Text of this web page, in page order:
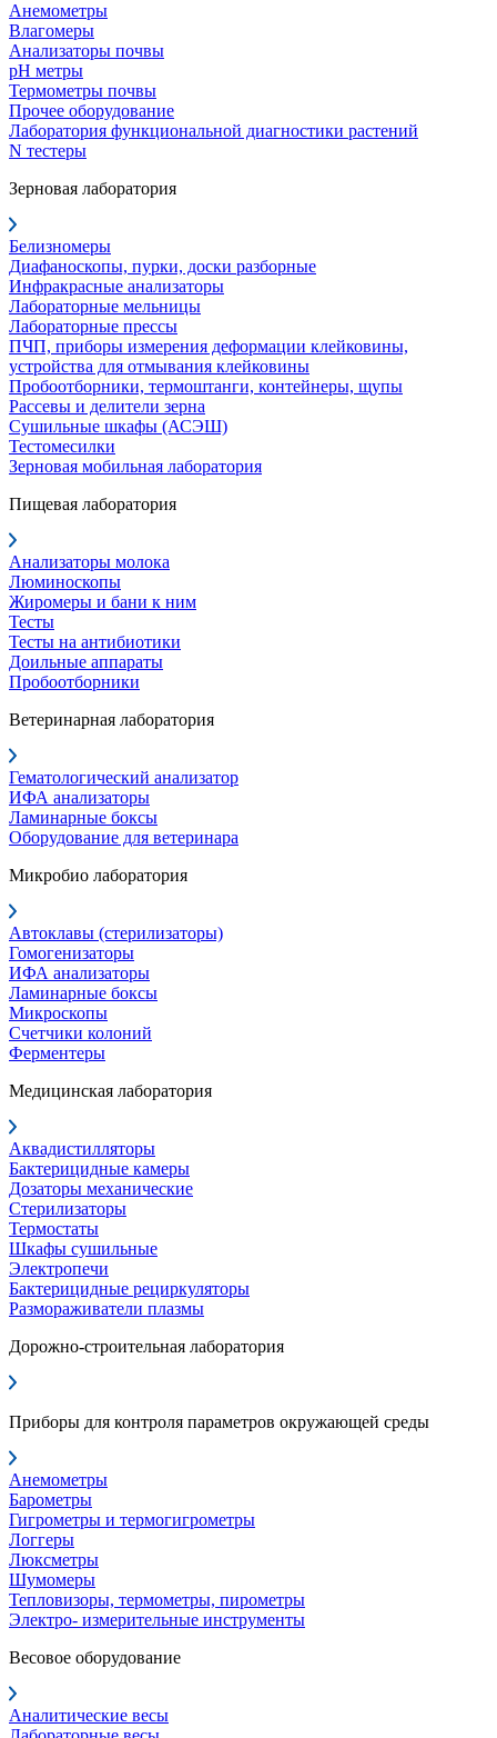
Анемометры
Влагомеры
Анализаторы почвы
pH метры
Термометры почвы
Прочее оборудование
Лаборатория функциональной диагностики растений
N тестеры
Зерновая лаборатория
Белизномеры
Диафаноскопы, пурки, доски разборные
Инфракрасные анализаторы
Лабораторные мельницы
Лабораторные прессы
ПЧП, приборы измерения деформации клейковины,
устройства для отмывания клейковины
Пробоотборники, термоштанги, контейнеры, щупы
Рассевы и делители зерна
Сушильные шкафы (АСЭШ)
Тестомесилки
Зерновая мобильная лаборатория
Пищевая лаборатория
Анализаторы молока
Люминоскопы
Жиромеры и бани к ним
Тесты
Тесты на антибиотики
Доильные аппараты
Пробоотборники
Ветеринарная лаборатория
Гематологический анализатор
ИФА анализаторы
Ламинарные боксы
Оборудование для ветеринара
Микробио лаборатория
Автоклавы (стерилизаторы)
Гомогенизаторы
ИФА анализаторы
Ламинарные боксы
Микроскопы
Счетчики колоний
Ферментеры
Медицинская лаборатория
Аквадистилляторы
Бактерицидные камеры
Дозаторы механические
Стерилизаторы
Термостаты
Шкафы сушильные
Электропечи
Бактерицидные рециркуляторы
Размораживатели плазмы
Дорожно-строительная лаборатория
Приборы для контроля параметров окружающей среды
Анемометры
Барометры
Гигрометры и термогигрометры
Логгеры
Люксметры
Шумомеры
Тепловизоры, термометры, пирометры
Электро- измерительные инструменты
Весовое оборудование
Аналитические весы